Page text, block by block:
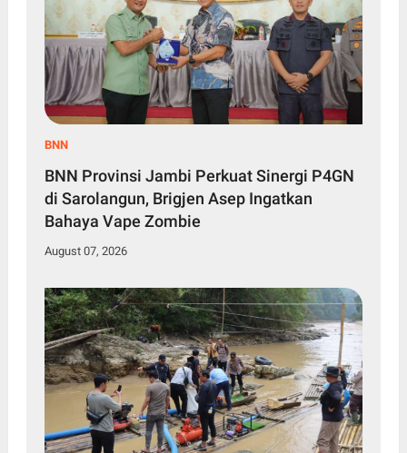
BNN
BNN Provinsi Jambi Perkuat Sinergi P4GN
di Sarolangun, Brigjen Asep Ingatkan
Bahaya Vape Zombie
August 07, 2026